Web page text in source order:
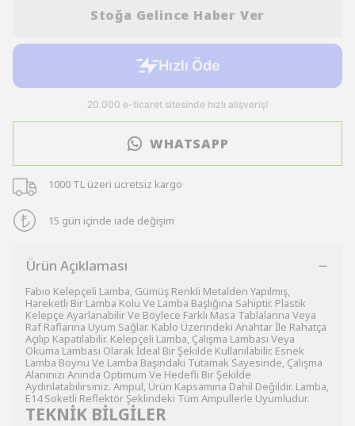
Stoğa Gelince Haber Ver
WHATSAPP
1000 TL üzeri ücretsiz kargo
15 gün içinde iade değişim
Ürün Açıklaması
Fabıo Kelepçeli Lamba, Gümüş Renkli Metalden Yapılmış,
Hareketli Bir Lamba Kolu Ve Lamba Başlığına Sahiptir. Plastik
Kelepçe Ayarlanabilir Ve Böylece Farklı Masa Tablalarına Veya
Raf Raflarına Uyum Sağlar. Kablo Üzerindeki Anahtar İle Rahatça
Açılıp Kapatılabilir. Kelepçeli Lamba, Çalışma Lambası Veya
Okuma Lambası Olarak İdeal Bir Şekilde Kullanılabilir. Esnek
Lamba Boynu Ve Lamba Başındaki Tutamak Sayesinde, Çalışma
Alanınızı Anında Optimum Ve Hedefli Bir Şekilde
Aydınlatabilirsiniz. Ampul, Ürün Kapsamına Dahil Değildir. Lamba,
E14 Soketli Reflektör Şeklindeki Tüm Ampullerle Uyumludur.
TEKNİK BİLGİLER